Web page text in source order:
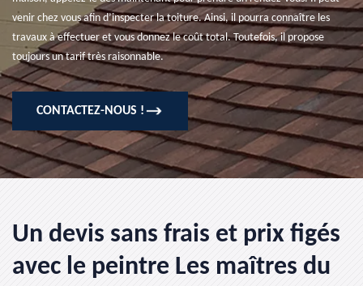
venir chez vous afin d’inspecter la toiture. Ainsi, il pourra connaître les
travaux à effectuer et vous donnez le coût total. Toutefois, il propose
toujours un tarif très raisonnable.
CONTACTEZ-NOUS !
Un devis sans frais et prix figés
avec le peintre Les maîtres du